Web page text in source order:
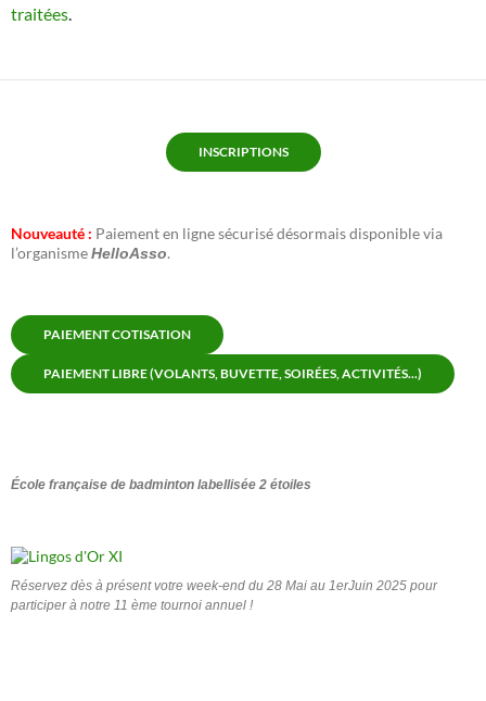
traitées.
INSCRIPTIONS
Nouveauté : Paiement en ligne sécurisé désormais disponible via
l’organismeHelloAsso.
PAIEMENT COTISATION
PAIEMENT LIBRE (VOLANTS, BUVETTE, SOIRÉES, ACTIVITÉS...)
École française de badminton labellisée 2 étoiles
Réservez dès à présent votre week-end du 28 Mai au 1erJuin 2025 pour
participer à notre 11 ème tournoi annuel !